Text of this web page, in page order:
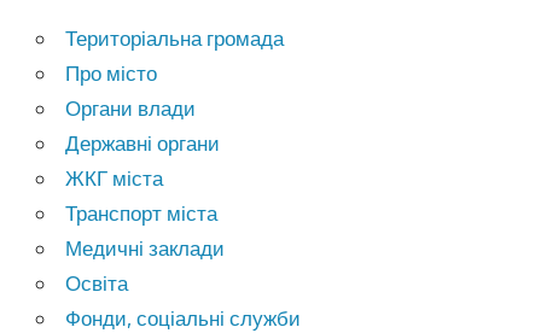
Територіальна громада
Про місто
Органи влади
Державні органи
ЖКГ міста
Транспорт міста
Медичні заклади
Освіта
Фонди, соціальні служби